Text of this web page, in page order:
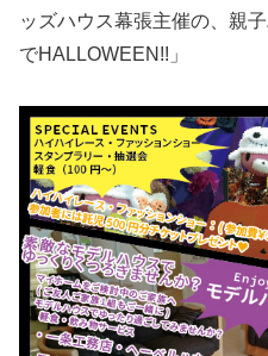
ッズハウス幕張主催の、親
でHALLOWEEN!!」